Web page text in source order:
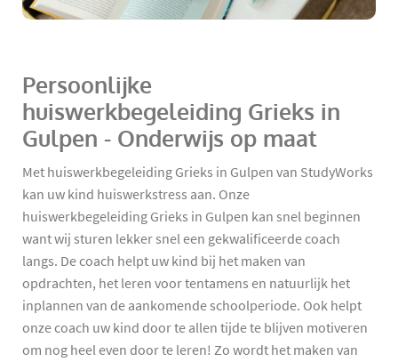
Persoonlijke
huiswerkbegeleiding Grieks in
Gulpen - Onderwijs op maat
Met huiswerkbegeleiding Grieks in Gulpen van StudyWorks
kan uw kind huiswerkstress aan. Onze
huiswerkbegeleiding Grieks in Gulpen kan snel beginnen
want wij sturen lekker snel een gekwalificeerde coach
langs. De coach helpt uw kind bij het maken van
opdrachten, het leren voor tentamens en natuurlijk het
inplannen van de aankomende schoolperiode. Ook helpt
onze coach uw kind door te allen tijde te blijven motiveren
om nog heel even door te leren! Zo wordt het maken van